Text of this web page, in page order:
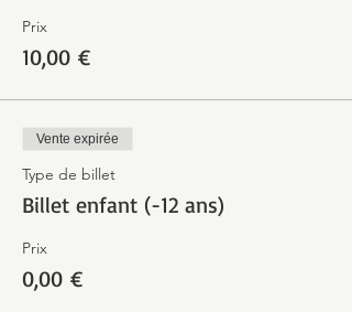
Prix
10,00 €
Vente expirée
Type de billet
Billet enfant (-12 ans)
Prix
0,00 €